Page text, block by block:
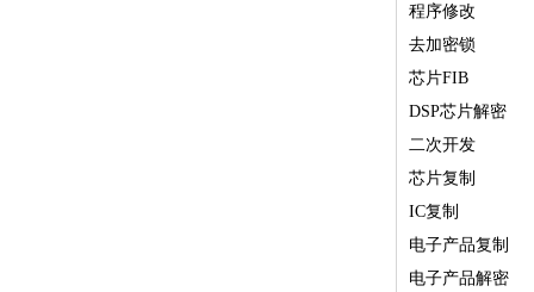
程序修改
去加密锁
芯片FIB
DSP芯片解密
二次开发
芯片复制
IC复制
电子产品复制
电子产品解密